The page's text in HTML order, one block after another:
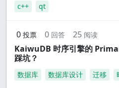
c++ qt
0 投票 0 回答 25 阅读
KaiwuDB 时序引擎的
踩坑？
数据库 数据库设计 迁移